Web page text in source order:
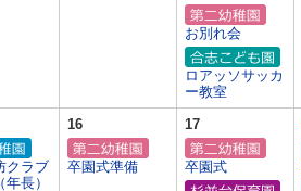
お別れ会
ロアッソサッカ
ー教室
クラブ
長）
16
卒園式準備
17
卒園式